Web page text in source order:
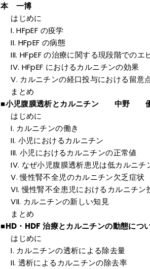
本 一博
はじめに
HFpEF の疫学
HFpEF の病態
HFpEF の治療に関する現段階でのエ
HFpEF におけるカルニチンの効果
カルニチンの経口投与における留意
まとめ
■小児腹膜透析とカルニチン 中野
はじめに
カルニチンの働き
小児におけるカルニチン
小児におけるカルニチンの正常値
なぜ小児腹膜透析患児は低カルニチ
慢性腎不全児のカルニチン欠乏症状
慢性腎不全患児におけるカルニチン
カルニチンの新しい知見
まとめ
■HD・HDF 治療とカルニチンの動態
はじめに
カルニチンの透析による除去量
透析によるカルニチンの除去率